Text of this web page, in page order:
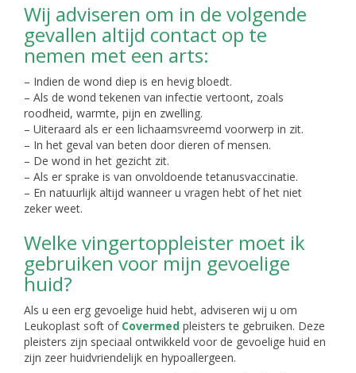
Wij adviseren om in de volgende
gevallen altijd contact op te
nemen met een arts:
– Indien de wond diep is en hevig bloedt.
– Als de wond tekenen van infectie vertoont, zoals
roodheid, warmte, pijn en zwelling.
– Uiteraard als er een lichaamsvreemd voorwerp in zit.
– In het geval van beten door dieren of mensen.
– De wond in het gezicht zit.
– Als er sprake is van onvoldoende tetanusvaccinatie.
– En natuurlijk altijd wanneer u vragen hebt of het niet
zeker weet.
Welke vingertoppleister moet ik
gebruiken voor mijn gevoelige
huid?
Als u een erg gevoelige huid hebt, adviseren wij u om
Leukoplast soft of Covermed pleisters te gebruiken. Deze
pleisters zijn speciaal ontwikkeld voor de gevoelige huid en
zijn zeer huidvriendelijk en hypoallergeen.